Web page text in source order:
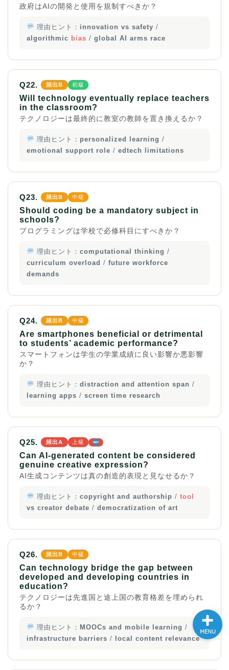
政府はAIの開発と使用を規制すべきか？
理由ヒント： innovation vs safety /
algorithmic bias / global AI arms race
Q22. 頻出B 初級
Will technology eventually replace teachers
in the classroom?
テクノロジーは最終的に教室の教師を置き換えるか？
理由ヒント： personalized learning /
emotional support role / edtech limitations
Q23. 頻出B 中級
Should coding be a mandatory subject in
schools?
プログラミングは学校で必修科目にすべきか？
理由ヒント： computational thinking /
curriculum overload / future workforce
demands
Q24. 頻出B 中級
Are smartphones beneficial or detrimental
to students’ academic performance?
スマートフォンは学生の学業成績に良い影響か悪影響
か？
理由ヒント： distraction and attention span /
learning apps / screen time research
Q25. 頻出A 上級
Can AI-generated content be considered
genuine creative expression?
AI生成コンテンツは真の創造的表現と見なせるか？
理由ヒント： copyright and authorship / tool
vs creator debate / democratization of art
Q26. 頻出B 中級
Can technology bridge the gap between
developed and developing countries in
education?
テクノロジーは先進国と途上国の教育格差を埋められ
るか？
理由ヒント： MOOCs and mobile learning /
infrastructure barriers / local content relevance
MENU
ホーム
学習＆大学入試英語コラム
“シン”・英会話スピード表
現
大学入試英語対策講座
い英語＆素敵な英文フレー
ズ集
CONTACT